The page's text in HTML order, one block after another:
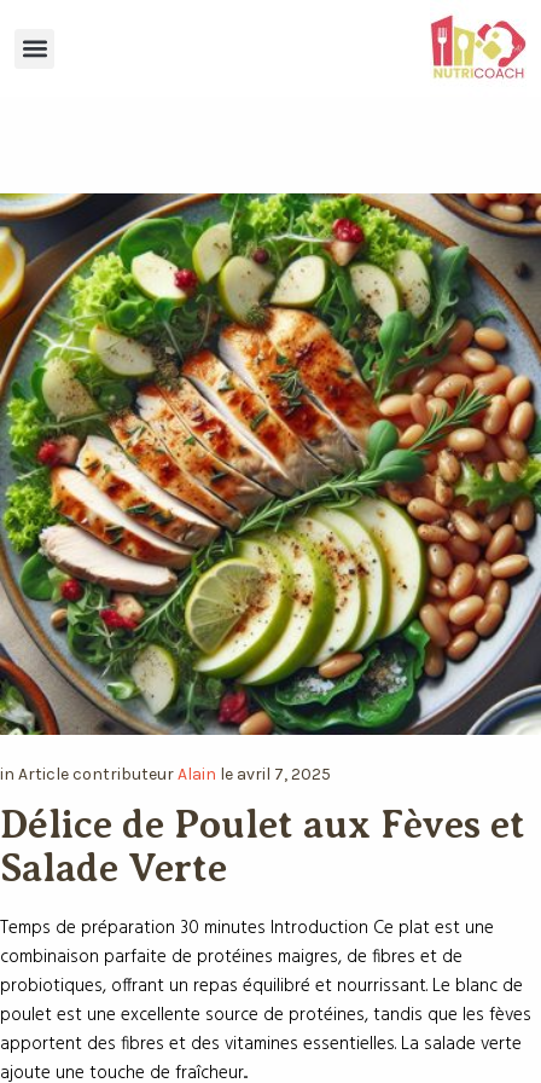
in ArticlecontributeurAlain le avril 7, 2025
Délice de Poulet aux Fèves et
Salade Verte
Temps de préparation 30 minutes Introduction Ce plat est une
combinaison parfaite de protéines maigres, de fibres et de
probiotiques, offrant un repas équilibré et nourrissant. Le blanc de
poulet est une excellente source de protéines, tandis que les fèves
apportent des fibres et des vitamines essentielles. La salade verte
ajoute une touche de fraîcheur...